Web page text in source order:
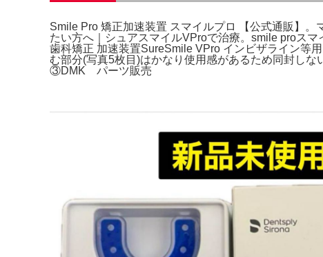
Smile Pro 矯正加速装置 スマイルプロ 【公式通販】
たい方へ｜シュアスマイルVProで治療。smile proス
歯科矯正 加速装置SureSmile VPro インビザライン等
む部分(写真5枚目)はかなり使用感があるため同封し
③DMK パーツ販売